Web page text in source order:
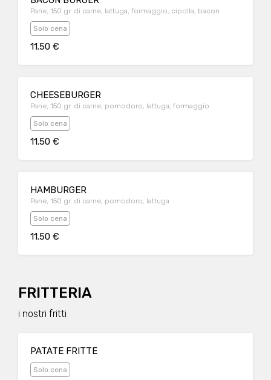
Pane, 150 gr. di carne, lattuga, formaggio, cipolla, bacon
Solo cena
11.50 €
CHEESEBURGER
Pane, 150 gr. di carne, pomodoro, lattuga, formaggio
Solo cena
11.50 €
HAMBURGER
Pane, 150 gr. di carne, pomodoro, lattuga
Solo cena
11.50 €
FRITTERIA
i nostri fritti
PATATE FRITTE
Solo cena